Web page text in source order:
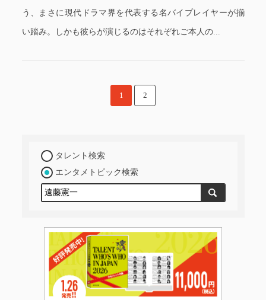
う、まさに現代ドラマ界を代表する名バイプレイヤーが揃
い踏み。しかも彼らが演じるのはそれぞれご本人の...
1 2
タレント検索
エンタメトピック検索